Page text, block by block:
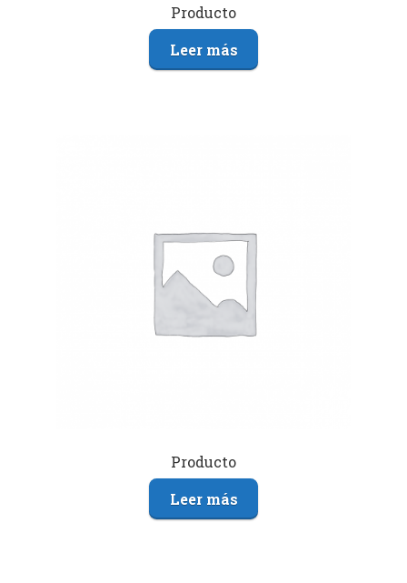
Producto
Leer más
Producto
Leer más